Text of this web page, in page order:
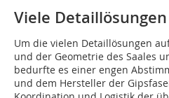
Viele Detaillösungen
Um die vielen Detaillösungen
und der Geometrie des Saales
bedurfte es einer engen
und dem Hersteller der